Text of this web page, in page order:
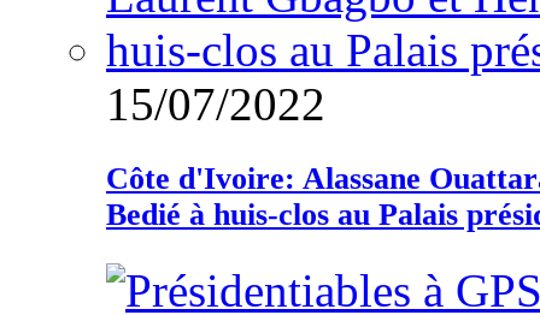
15/07/2022
Côte d'Ivoire: Alassane
Bedié à huis-clos au Palais